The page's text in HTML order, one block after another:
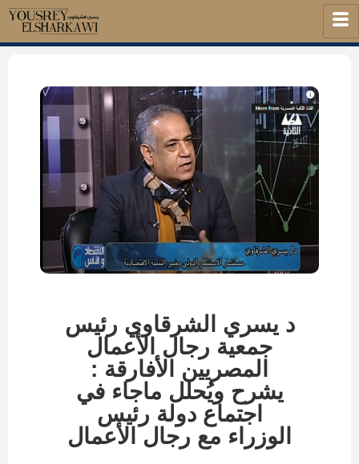
د يسري الشرقاوي رئيس
جمعية رجال الأعمال
المصريين الأفارقة :
يشرح ويُحلل ماجاء في
اجتماع دولة رئيس
الوزراء مع رجال الأعمال